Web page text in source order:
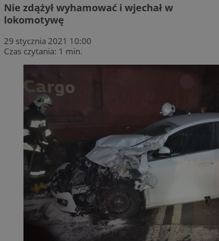
Nie zdążył wyhamować i wjechał w
lokomotywę
29 stycznia 2021 10:00
Czas czytania: 1 min.